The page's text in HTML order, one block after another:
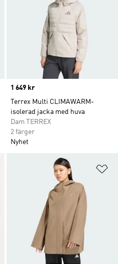
Price
1 649 kr
Terrex Multi CLIMAWARM-
isolerad jacka med huva
Dam TERREX
2 färger
Nyhet
Lägg till på önskelistan